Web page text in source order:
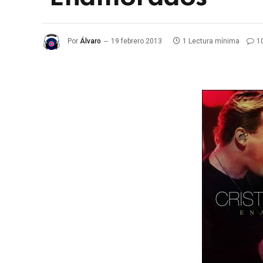
Por Álvaro 19 febrero 2013 1 Lectura mínima